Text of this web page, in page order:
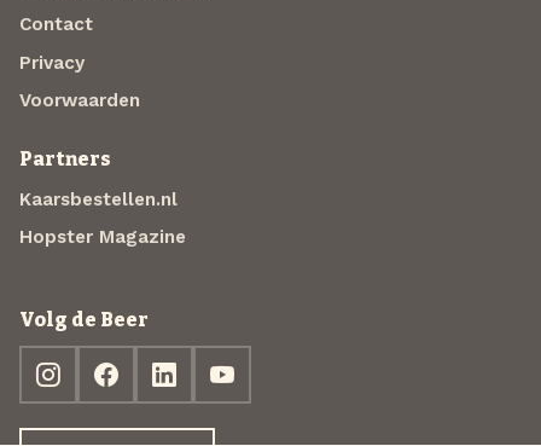
Contact
Privacy
Voorwaarden
Partners
Kaarsbestellen.nl
Hopster Magazine
Volg de Beer